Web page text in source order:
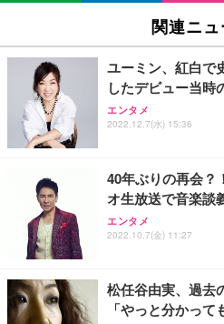
関連ニュ
ユーミン、紅白で
したデビュー当時
エンタメ
2022.12.7(水) 15:36
40年ぶりの再会？
オ生放送で音楽談
エンタメ
2022.10.7(金) 11:27
松任谷由実、過去
「やっと分かって